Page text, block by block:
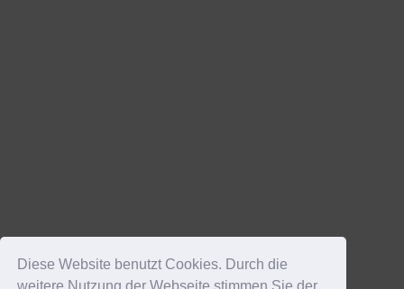
Diese Website benutzt Cookies. Durch die
weitere Nutzung der Webseite stimmen Sie der